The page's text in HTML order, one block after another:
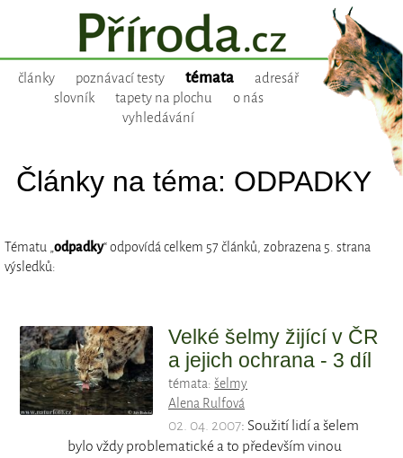
články poznávací testy témata
adresář
slovník
tapety na plochu
o nás
vyhledávání
Články na téma: ODPADKY
Tématu „odpadky“ odpovídá celkem 57 článků, zobrazena 5. strana
výsledků:
Velké šelmy žijící v ČR
a jejich ochrana - 3 díl
témata: šelmy
Alena Rulfová
02. 04. 2007: Soužití lidí a šelem
bylo vždy problematické a to především vinou